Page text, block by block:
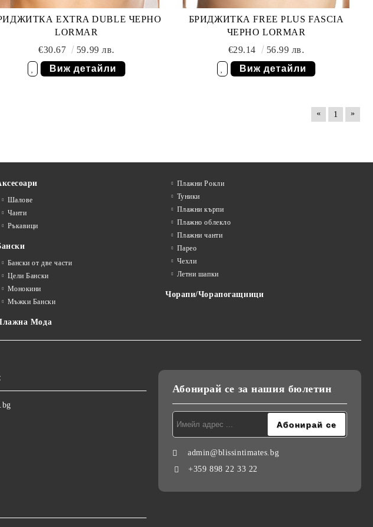
EXTRA DUBLE ЧЕРНО
LORMAR
€30.67
59.99 лв.
Виж детайли
БРИДЖИТКА FREE PLUS FASCIA
ЧЕРНО LORMAR
€29.14
56.99 лв.
Виж детайли
« 1 »
Шалове
Чанти
Ръкавици
Бански от две части
Цели Бански
Монокини
Мъжки Бански
Мода
Плажни Рокли
Туники
Плажни кърпи
Плажно облекло
Плажни чанти
Парео
Чехли
Летни шапки
Чорапи/Чорапогащници
Абонирай се за нашия бюлетин
admin@blissintimates.bg
+359 898 22 33 22